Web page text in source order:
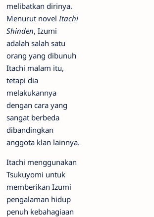
melibatkan dirinya.
Menurut novel Itachi
Shinden, Izumi
adalah salah satu
orang yang dibunuh
Itachi malam itu,
tetapi dia
melakukannya
dengan cara yang
sangat berbeda
dibandingkan
anggota klan lainnya.
Itachi menggunakan
Tsukuyomi untuk
memberikan Izumi
pengalaman hidup
penuh kebahagiaan